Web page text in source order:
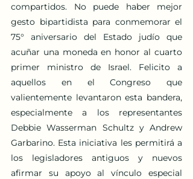
compartidos. No puede haber mejor
gesto bipartidista para conmemorar el
75° aniversario del Estado judío que
acuñar una moneda en honor al cuarto
primer ministro de Israel. Felicito a
aquellos en el Congreso que
valientemente levantaron esta bandera,
especialmente a los representantes
Debbie Wasserman Schultz y Andrew
Garbarino. Esta iniciativa les permitirá a
los legisladores antiguos y nuevos
afirmar su apoyo al vínculo especial